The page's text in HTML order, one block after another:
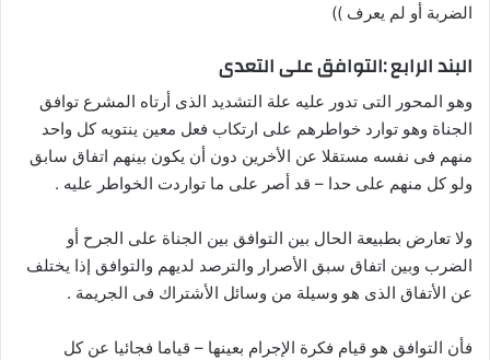
الضربة أو لم يعرف ))
البند الرابع :التوافق على التعدى
وهو المحور التى تدور عليه علة التشديد الذى أرتاه المشرع توافق
الجناة وهو توارد خواطرهم على ارتكاب فعل معين ينتويه كل واحد
منهم فى نفسه مستقلا عن الأخرين دون أن يكون بينهم اتفاق سابق
ولو كل منهم على حدا – قد أصر على ما تواردت الخواطر عليه .
ولا تعارض بطبيعة الحال بين التوافق بين الجناة على الجرح أو
الضرب وبين اتفاق سبق الأصرار والترصد لديهم والتوافق إذا يختلف
عن الأتفاق الذى هو وسيلة من وسائل الأشتراك فى الجريمة .
فأن التوافق هو قيام فكرة الإجرام بعينها – قياما فجائيا عن كل